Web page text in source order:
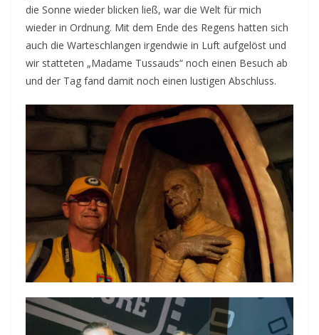
die Sonne wieder blicken ließ, war die Welt für mich
wieder in Ordnung. Mit dem Ende des Regens hatten sich
auch die Warteschlangen irgendwie in Luft aufgelöst und
wir statteten „Madame Tussauds“ noch einen Besuch ab
und der Tag fand damit noch einen lustigen Abschluss.